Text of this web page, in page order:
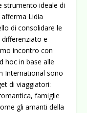
strumento ideale di
Lidia
di consolidare le
e
incontro con
hoc in base alle
International sono
di viaggiatori:
famiglie
gli amanti della